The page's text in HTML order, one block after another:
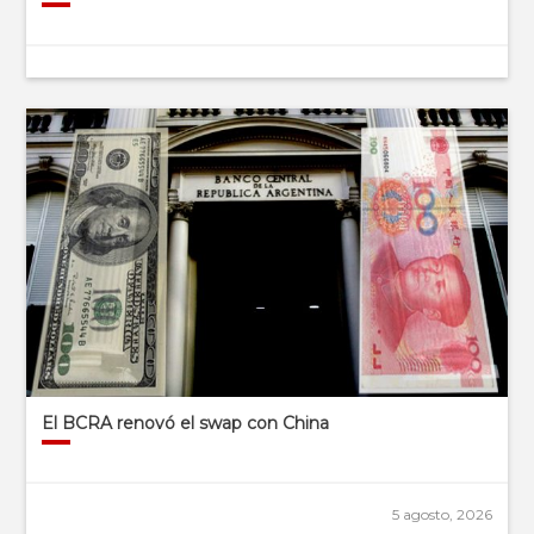
El BCRA renovó el swap con China
5 agosto, 2026